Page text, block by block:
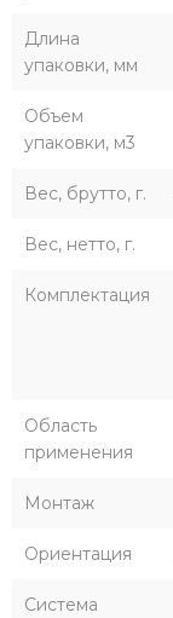
Длина
упаковки, мм
Объем
упаковки, м3
Вес, брутто, г.
Вес, нетто, г.
Комплектация
Область
применения
Монтаж
Ориентация
Система